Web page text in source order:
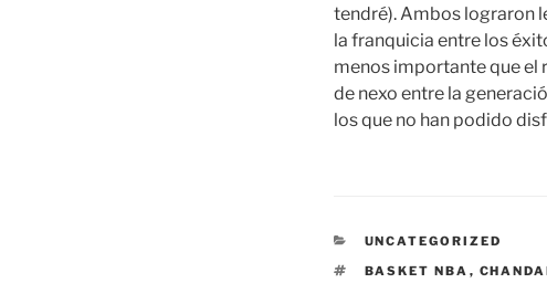
tendré). Ambos lograron
la franquicia entre los
menos importante que el
de nexo entre la
los que no han podido
CATEGORÍAS
UNCATEGORIZED
ETIQUETAS
BASKET NBA ,